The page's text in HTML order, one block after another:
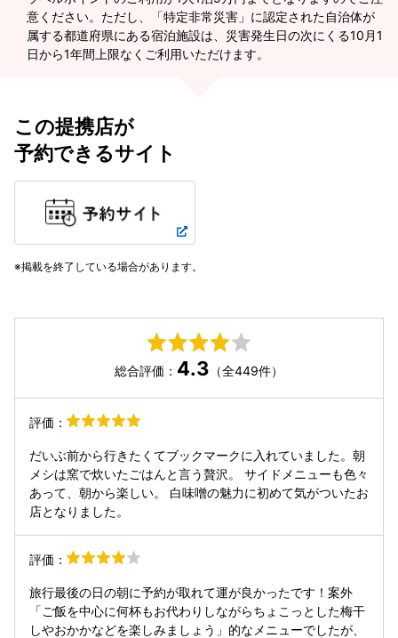
意ください。ただし、「特定非常災害」に認定された自治体が
属する都道府県にある宿泊施設は、災害発生日の次にくる10月1
日から1年間上限なくご利用いただけます。
この提携店が
予約できるサイト
掲載を終了している場合があります。
総合評価： 4.3 （全449件）
評価：
だいぶ前から行きたくてブックマークに入れていました。朝
メシは窯で炊いたごはんと言う贅沢。 サイドメニューも色々
あって、朝から楽しい。 白味噌の魅力に初めて気がついたお
店となりました。
評価：
旅行最後の日の朝に予約が取れて運が良かったです！案外
「ご飯を中心に何杯もお代わりしながらちょこっとした梅干
しやおかかなどを楽しみましょう」的なメニューでしたが、